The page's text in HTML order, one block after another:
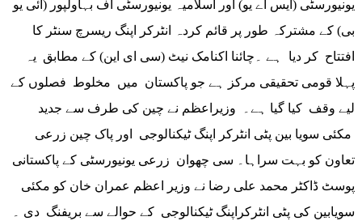
یونیورسٹی (ایس اے یو) اور اسلامیہ یونیورسٹی آف بہاولپور (آئی یو
بی) کے مشترکہ طور پر قائم کردہ انٹرکر اپنگ ریسرچ سنٹر کا
افتتاح کر دیا ہے ۔چائنا اکنامک نیٹ (سی ای این) کے مطابق یہ
پہلا قومی تحقیقی مرکز ہے جو پاکستان میں مخلوط فصلوں کے
لیے وقف کیا گیا ہے۔ وزیراعظم نے چین کی طرف سے جدید
مکئی سویا بین پٹی انٹرکر اپنگ ٹیکنالوجی اور پاک چین زرعی
تعاون کو بہت سراہا۔ سی چھوان زرعی یونیورسٹی کے پاکستانی
پوسٹ ڈاکٹر محمد علی رضا نے وزیر اعظم عمران خان کو مکئی
سویابین کی پٹی انٹرکراپنگ ٹیکنالوجی کے حوالے سے بریفنگ دی ۔